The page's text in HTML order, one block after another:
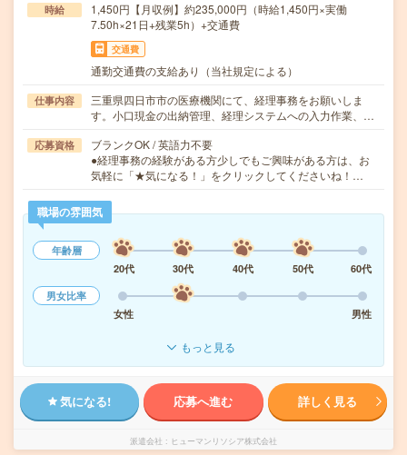
時給
1,450円【月収例】約235,000円（時給1,450円×実働
7.50h×21日+残業5h）+交通費
交通費
通勤交通費の支給あり（当社規定による）
仕事内容
三重県四日市市の医療機関にて、経理事務をお願いしま
す。小口現金の出納管理、経理システムへの入力作業、…
応募資格
ブランクOK / 英語力不要
●経理事務の経験がある方少しでもご興味がある方は、お
気軽に「★気になる！」をクリックしてくださいね！…
職場の雰囲気
年齢層
20代
30代 40代 50代
60代
男女比率
女性
男性
もっと見る
気になる! 応募へ進む 詳しく見る
派遣会社 ヒューマンリソシア株式会社